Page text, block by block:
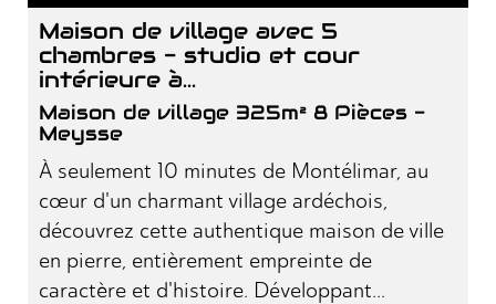
maison de village avec 5
chambres - studio et cour
intérieure à...
Maison de village 325m² 8 Pièces -
Meysse
À seulement 10 minutes de Montélimar, au
cœur d'un charmant village ardéchois,
découvrez cette authentique maison de ville
en pierre, entièrement empreinte de
caractère et d'histoire. Développant...